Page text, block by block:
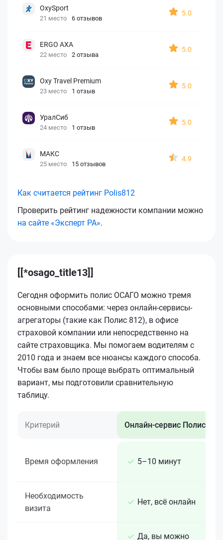
OxySport
21 место 6 отзывов
5.0
ERGO AXA
22 место 2 отзыва
5.0
Oxy Travel Premium
23 место 1 отзыв
5.0
УралСиб
24 место 1 отзыв
5.0
МАКС
25 место 15 отзывов
4.9
Как считается рейтинг Polis812
Проверить рейтинг надежности компании можно
на сайте «Эксперт РА».
[[*osago_title13]]
Сегодня оформить полис ОСАГО можно тремя
основными способами: через онлайн-сервисы-
агрегаторы (такие как Полис 812), в офисе
страховой компании или непосредственно на
сайте страховщика. Мы помогаем водителям с
2010 года и знаем все нюансы каждого способа.
Чтобы вам было проще выбрать оптимальный
вариант, мы подготовили сравнительную
таблицу.
Критерий Онлайн-сервис Полис 812
Время оформления 5–10 минут
Необходимость
визита
Нет, всё онлайн
Да, вы можно